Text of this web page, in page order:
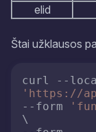
elid
Štai užklausos
'https://
--form
\